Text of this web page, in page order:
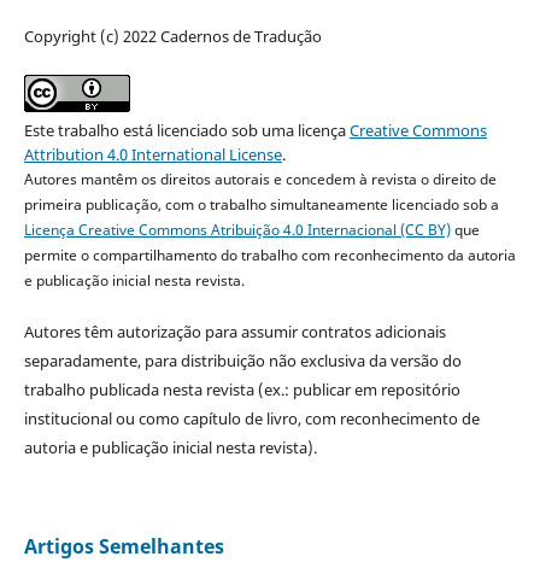
Copyright (c) 2022 Cadernos de Tradução
Este trabalho está licenciado sob uma licençaCreative Commons
Attribution 4.0 International License.
Autores mantêm os direitos autorais e concedem à revista o direito de
primeira publicação, com o trabalho simultaneamente licenciado sob a
Licença Creative Commons Atribuição 4.0 Internacional (CC BY)que
permite o compartilhamento do trabalho com reconhecimento da autoria
e publicação inicial nesta revista.
Autores têm autorização para assumir contratos adicionais
separadamente, para distribuição não exclusiva da versão do
trabalho publicada nesta revista (ex.: publicar em repositório
institucional ou como capítulo de livro, com reconhecimento de
autoria e publicação inicial nesta revista).
Artigos Semelhantes